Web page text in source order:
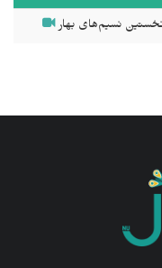
نسیم‌های بهار